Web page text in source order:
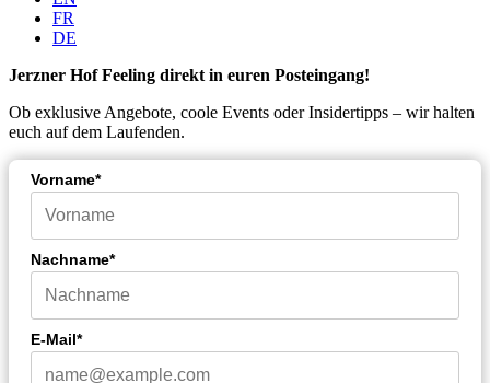
FR
DE
Jerzner Hof Feeling direkt in euren Posteingang!
Ob exklusive Angebote, coole Events oder Insidertipps – wir halten
euch auf dem Laufenden.
Vorname*
Nachname*
E-Mail*